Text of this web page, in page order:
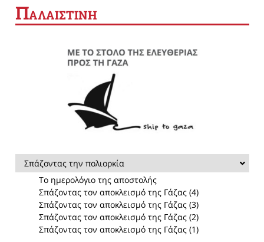
ΠΑΛΑΙΣΤΙΝΗ
Σπάζοντας την πολιορκία
Το ημερολόγιο της αποστολής
Σπάζοντας τον αποκλεισμό της Γάζας (4)
Σπάζοντας τον αποκλεισμό της Γάζας (3)
Σπάζοντας τον αποκλεισμό της Γάζας (2)
Σπάζοντας τον αποκλεισμό της Γάζας (1)